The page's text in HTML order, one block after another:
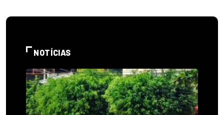
NOTÍCIAS